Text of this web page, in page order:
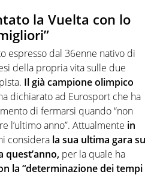
la Vuelta con lo
espresso dal 36enne nativo di
della propria vita sulle due
Il già campione olimpico
dichiarato ad Eurosport che ha
di fermarsi quando “non
l’ultimo anno”. Attualmente in
considera la sua ultima gara su
quest’anno, per la quale ha
la “determinazione dei tempi